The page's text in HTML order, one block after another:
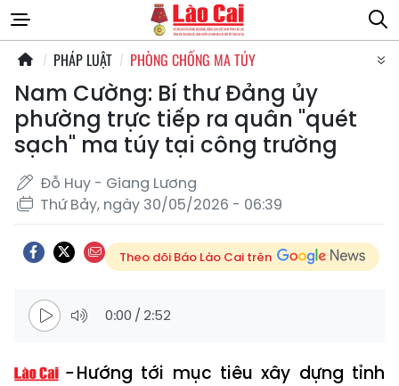
PHÁP LUẬT PHÒNG CHỐNG MA TÚY
Nam Cường: Bí thư Đảng ủy
phường trực tiếp ra quân "quét
sạch" ma túy tại công trường
Đỗ Huy - Giang Lương
Thứ Bảy, ngày 30/05/2026 - 06:39
Theo dõi Báo Lào Cai trên
0:00 / 2:52
Hướng tới mục tiêu xây dựng tỉnh